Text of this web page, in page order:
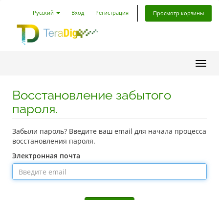
Русский Вход Регистрация Просмотр корзины
Восстановление забытого
пароля.
Забыли пароль? Введите ваш email для начала процесса
восстановления пароля.
Электронная почта